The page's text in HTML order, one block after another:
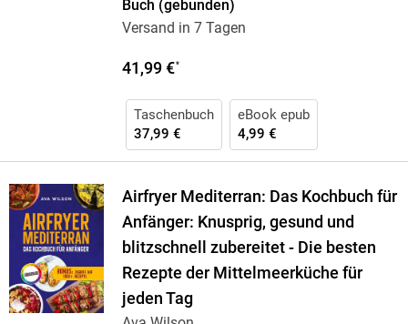
Buch (gebunden)
Versand in 7 Tagen
41,99 €*
Taschenbuch
37,99 €
eBook epub
4,99 €
Airfryer Mediterran: Das Kochbuch für
Anfänger: Knusprig, gesund und
blitzschnell zubereitet - Die besten
Rezepte der Mittelmeerküche für
jeden Tag